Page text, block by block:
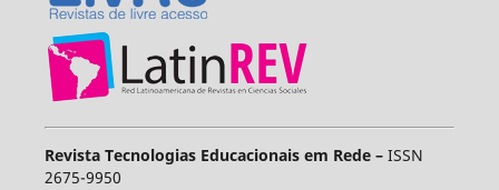
Revista Tecnologias Educacionais em Rede – ISSN
2675-9950